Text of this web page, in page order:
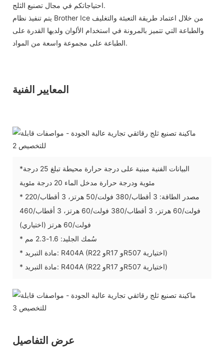
احتياجاتكم في مجال تصنيع الثلج.
يتم تنفيذ نظام Brother Ice من خلال اعتماد طريقة التعبئة والتغليف
والطباعة التي تتميز بالمرونة في استخدام الألوان ولديها القدرة على
الطباعة على مجموعة واسعة من المواد.
المعايير الفنية
*البيانات الفنية مبنية على درجة حرارة محيطة تبلغ 25 درجة
مئوية ودرجة حرارة مدخل الماء 20 درجة مئوية
* مصدر الطاقة: 3 أقطاب/380 فولت/50 هرتز، 3 أقطاب/220
فولت/60 هرتز، 3 أقطاب/380 فولت/60 هرتز، 3 أقطاب/460
فولت/60 هرتز (اختياري)
* سُمك الجليد: 1.6-2.3 مم
* مادة التبريد: R404A (R22 وR17 وR507 اختيارية)
* مادة التبريد: R404A (R22 وR17 وR507 اختيارية)
عرض التفاصيل